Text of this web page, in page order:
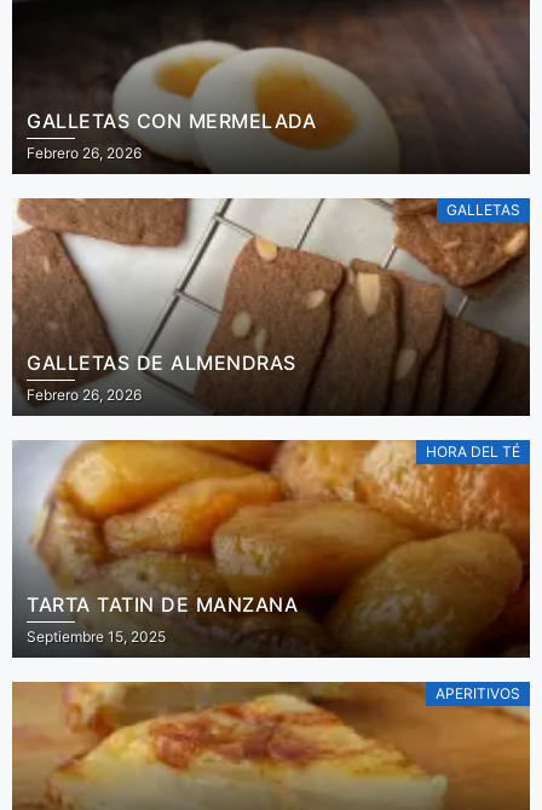
GALLETAS CON MERMELADA
Febrero 26, 2026
GALLETAS
GALLETAS DE ALMENDRAS
Febrero 26, 2026
HORA DEL TÉ
TARTA TATIN DE MANZANA
Septiembre 15, 2025
APERITIVOS